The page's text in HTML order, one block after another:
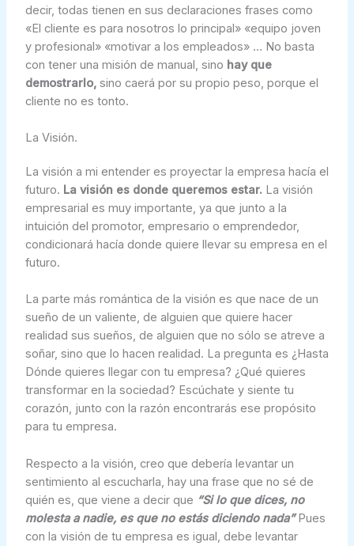
decir, todas tienen en sus declaraciones frases como
«El cliente es para nosotros lo principal» «equipo joven
y profesional» «motivar a los empleados» … No basta
con tener una misión de manual, sino hay que
demostrarlo, sino caerá por su propio peso, porque el
cliente no es tonto.
La Visión.
La visión a mi entender es proyectar la empresa hacía el
futuro. La visión es donde queremos estar. La visión
empresarial es muy importante, ya que junto a la
intuición del promotor, empresario o emprendedor,
condicionará hacía donde quiere llevar su empresa en el
futuro.
La parte más romántica de la visión es que nace de un
sueño de un valiente, de alguien que quiere hacer
realidad sus sueños, de alguien que no sólo se atreve a
soñar, sino que lo hacen realidad. La pregunta es ¿Hasta
Dónde quieres llegar con tu empresa? ¿Qué quieres
transformar en la sociedad? Escúchate y siente tu
corazón, junto con la razón encontrarás ese propósito
para tu empresa.
Respecto a la visión, creo que debería levantar un
sentimiento al escucharla, hay una frase que no sé de
quién es, que viene a decir que “Si lo que dices, no
molesta a nadie, es que no estás diciendo nada” Pues
con la visión de tu empresa es igual, debe levantar